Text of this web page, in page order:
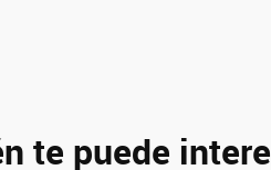
te puede